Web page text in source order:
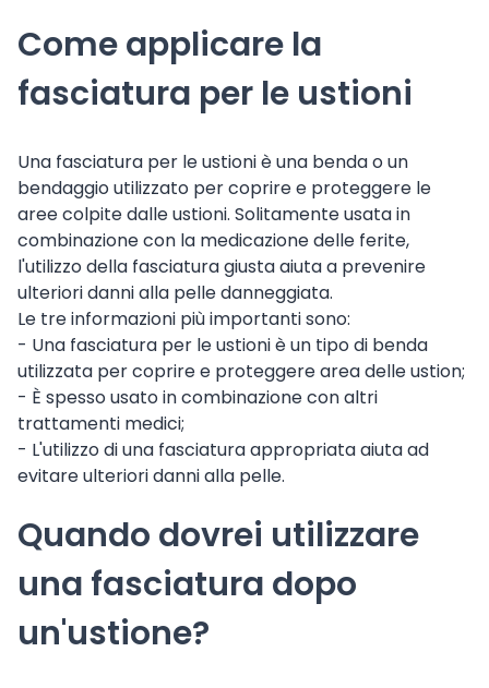
Come applicare la
fasciatura per le ustioni
Una fasciatura per le ustioni è una benda o un
bendaggio utilizzato per coprire e proteggere le
aree colpite dalle ustioni. Solitamente usata in
combinazione con la medicazione delle ferite,
l'utilizzo della fasciatura giusta aiuta a prevenire
ulteriori danni alla pelle danneggiata.
Le tre informazioni più importanti sono:
- Una fasciatura per le ustioni è un tipo di benda
utilizzata per coprire e proteggere area delle ustion;
- È spesso usato in combinazione con altri
trattamenti medici;
- L'utilizzo di una fasciatura appropriata aiuta ad
evitare ulteriori danni alla pelle.
Quando dovrei utilizzare
una fasciatura dopo
un'ustione?